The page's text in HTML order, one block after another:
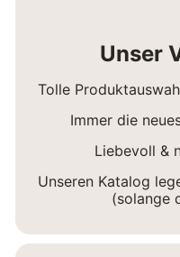
Unser
Tolle
Immer die
Liebevoll &
Unseren Katalog
(solange